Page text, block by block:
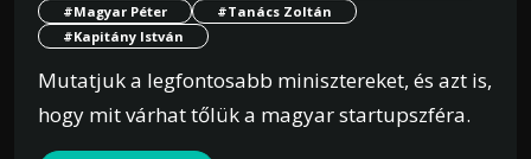
#Magyar Péter
#Tanács Zoltán
#Kapitány István
Mutatjuk a legfontosabb minisztereket, és azt is,
hogy mit várhat tőlük a magyar startupszféra.